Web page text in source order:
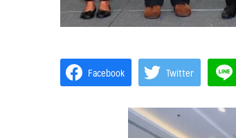
Facebook Twitter